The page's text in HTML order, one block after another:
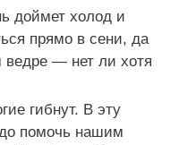
доймет холод и
прямо в сени, да
ведре — нет ли хотя
гибнут. В эту
помочь нашим